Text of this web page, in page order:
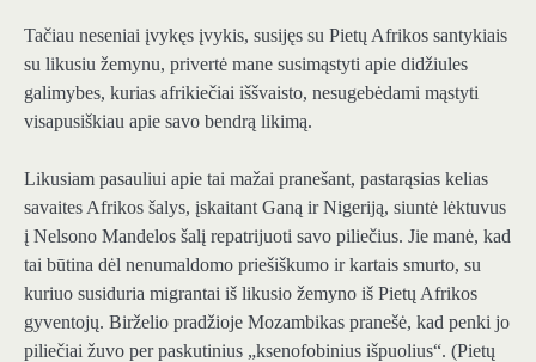
Tačiau neseniai įvykęs įvykis, susijęs su Pietų Afrikos santykiais
su likusiu žemynu, privertė mane susimąstyti apie didžiules
galimybes, kurias afrikiečiai iššvaisto, nesugebėdami mąstyti
visapusiškiau apie savo bendrą likimą.
Likusiam pasauliui apie tai mažai pranešant, pastarąsias kelias
savaites Afrikos šalys, įskaitant Ganą ir Nigeriją, siuntė lėktuvus
į Nelsono Mandelos šalį repatrijuoti savo piliečius. Jie manė, kad
tai būtina dėl nenumaldomo priešiškumo ir kartais smurto, su
kuriuo susiduria migrantai iš likusio žemyno iš Pietų Afrikos
gyventojų. Birželio pradžioje Mozambikas pranešė, kad penki jo
piliečiai žuvo per paskutinius „ksenofobinius išpuolius“. (Pietų